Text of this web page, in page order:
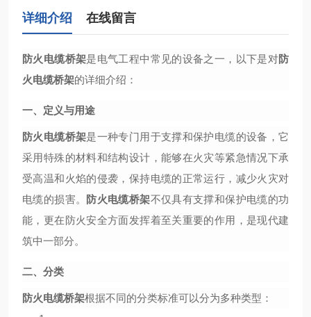
详细介绍 在线留言
防火电缆桥架是电气工程中常见的设备之一，以下是对防
火电缆桥架的详细介绍：
一、定义与用途
防火电缆桥架是一种专门用于支撑和保护电缆的设备，它
采用特殊的材料和结构设计，能够在火灾等紧急情况下承
受高温和火焰的侵袭，保持电缆的正常运行，减少火灾对
电缆的损害。
防火电缆桥架不仅具有支撑和保护电缆的功
能，更在防火安全方面发挥着至关重要的作用，是现代建
筑中一部分。
二、分类
防火电缆桥架根据不同的分类标准可以分为多种类型：